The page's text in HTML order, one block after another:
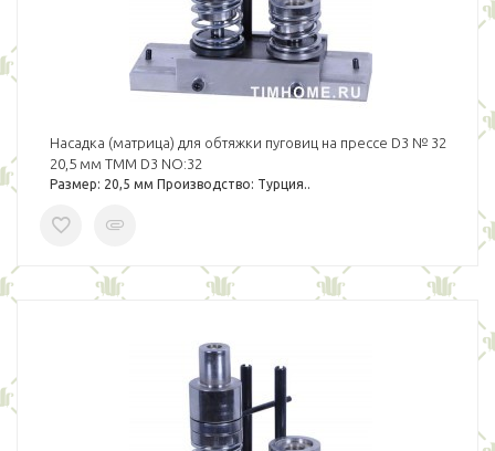
Насадка (матрица) для обтяжки пуговиц на прессе D3 № 32
20,5 мм TMM D3 NO:32
Размер: 20,5 мм Производство: Турция..